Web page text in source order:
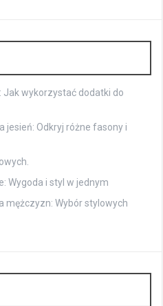
Jak wykorzystać dodatki do
jesień: Odkryj różne fasony i
Wygoda i styl w jednym
mężczyzn: Wybór stylowych